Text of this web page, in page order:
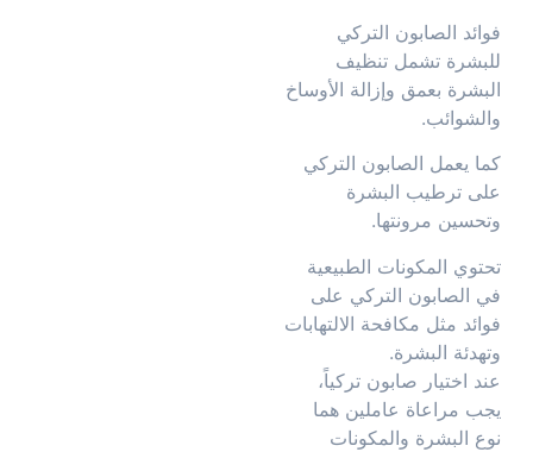
فوائد الصابون التركي
للبشرة تشمل تنظيف
البشرة بعمق وإزالة الأوساخ
والشوائب.
كما يعمل الصابون التركي
على ترطيب البشرة
وتحسين مرونتها.
تحتوي المكونات الطبيعية
في الصابون التركي على
فوائد مثل مكافحة الالتهابات
وتهدئة البشرة.
عند اختيار صابون تركياً،
يجب مراعاة عاملين هما
نوع البشرة والمكونات